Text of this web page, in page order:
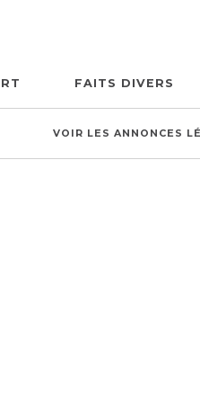
FAITS DIVERS
VOIR LES ANNONCES